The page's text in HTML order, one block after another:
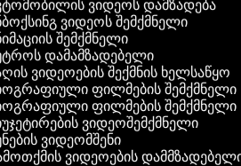
ვიდეოს დამზადება
ვიდეოს შემქმნელი
შემქმნელი
დამამზადებელი
ვიდეოების შექმნის ხელსაწყო
ფილმების შემქმნელი
ფილმების შემქმნელი
ვიდეოშემქმნელი
ვიდეომშენი
ვიდეოების დამმზადებელი